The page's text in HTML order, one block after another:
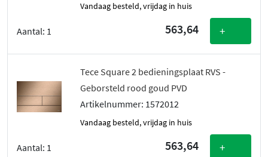
vandaag besteld, vrijdag in huis
Aantal: 1 563,64 +
Tece Square 2 bedieningsplaat RVS -
Geborsteld rood goud PVD
Artikelnummer: 1572012
vandaag besteld, vrijdag in huis
Aantal: 1 563,64 +